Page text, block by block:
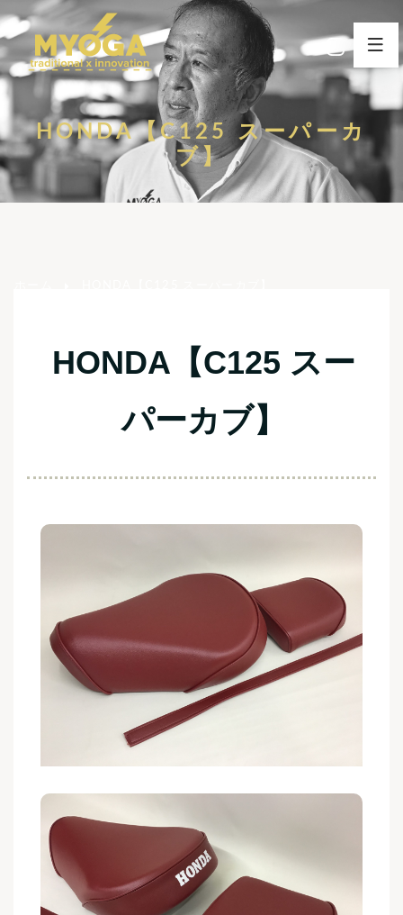
HONDA【C125 スーパーカ
ブ】
HONDA【C125 スー
パーカブ】